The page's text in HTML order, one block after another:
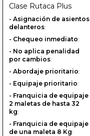
Clase Rutaca Plus
- Asignación de asientos
delanteros:
- Chequeo inmediato:
- No aplica penalidad
por cambios:
- Abordaje prioritario:
- Equipaje prioritario:
- Franquicia de equipaje
2 maletas de hasta 32
kg:
- Franquicia de equipaje
de una maleta 8 Kg: